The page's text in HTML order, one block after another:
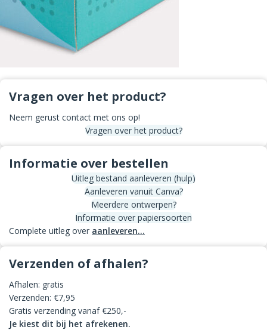
Vragen over het product?
Neem gerust contact met ons op!
Vragen over het product?
Informatie over bestellen
Uitleg bestand aanleveren (hulp)
Aanleveren vanuit Canva?
Meerdere ontwerpen?
Informatie over papiersoorten
Complete uitleg over aanleveren...
Verzenden of afhalen?
Afhalen: gratis
Verzenden: €7,95
Gratis verzending vanaf €250,-
Je kiest dit bij het afrekenen.